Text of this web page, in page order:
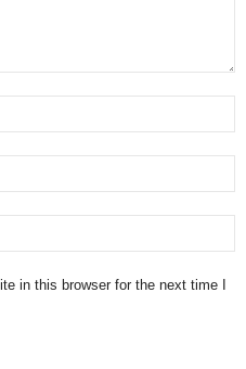
in this browser for the next time I